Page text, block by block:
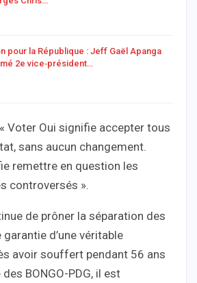
pour la République : Jeff Gaël Apanga
2e vice‑président…
Voter Oui signifie accepter tous
sans aucun changement.
remettre en question les
controversés ».
de prôner la séparation des
d’une véritable
avoir souffert pendant 56 ans
BONGO-PDG, il est